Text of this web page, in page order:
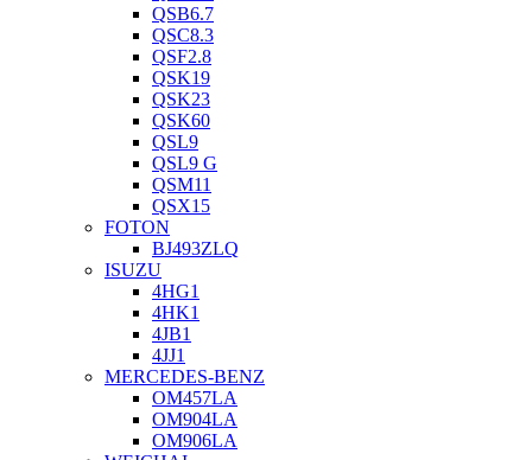
QSB6.7
QSC8.3
QSF2.8
QSK19
QSK23
QSK60
QSL9
QSL9 G
QSM11
QSX15
FOTON
BJ493ZLQ
ISUZU
4HG1
4HK1
4JB1
4JJ1
MERCEDES-BENZ
OM457LA
OM904LA
OM906LA